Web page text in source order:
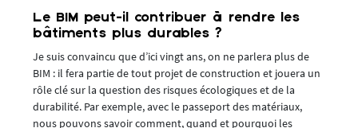
Le BIM peut-il contribuer à rendre les
bâtiments plus durables ?
Je suis convaincu que d’ici vingt ans, on ne parlera plus de
BIM : il fera partie de tout projet de construction et jouera un
rôle clé sur la question des risques écologiques et de la
durabilité. Par exemple, avec le passeport des matériaux,
nous pouvons savoir comment, quand et pourquoi les